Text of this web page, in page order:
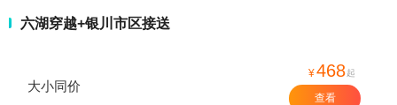
六湖穿越+银川市区接送
大小同价
¥468起
查看